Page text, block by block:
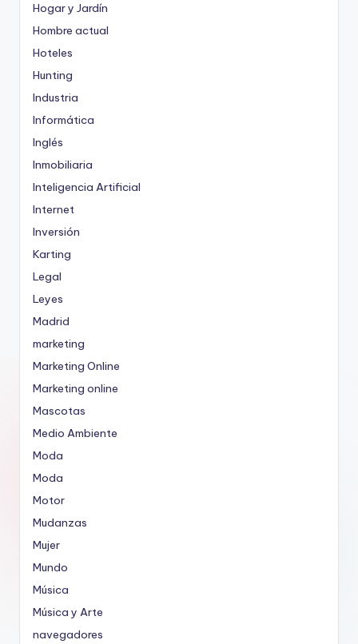
Hogar y Jardín
Hombre actual
Hoteles
Hunting
Industria
Informática
Inglés
Inmobiliaria
Inteligencia Artificial
Internet
Inversión
Karting
Legal
Leyes
Madrid
marketing
Marketing Online
Marketing online
Mascotas
Medio Ambiente
Moda
Moda
Motor
Mudanzas
Mujer
Mundo
Música
Música y Arte
navegadores